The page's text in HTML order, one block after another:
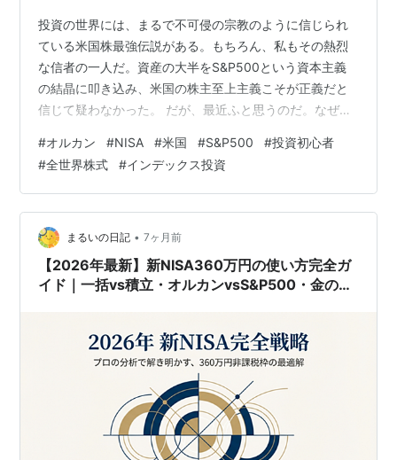
投資の世界には、まるで不可侵の宗教のように信じられ
ている米国株最強伝説がある。もちろん、私もその熱烈
な信者の一人だ。資産の大半をS&P500という資本主義
の結晶に叩き込み、米国の株主至上主義こそが正義だと
信じて疑わなかった。 だが、最近ふと思うのだ。なぜオ
のか。 最強の矛（S&P500）を持っているはずの私が、
なぜ隣の客が持っている最強の盾（オルカン）を「意外
とかっこいいな」と眺めてしまうのか。その身も蓋もな
い理由を整理してみようと思う。 この記事はデータ比較
ではなく、人間の弱さと後悔回避の話だ。利回りや信託
報酬の数字が見たい人はこ…
#オルカン #NISA #米国 #S&P500 #投資初心者
#全世界株式 #インデックス投資
まるいの日記 • 7ヶ月前
【2026年最新】新NISA360万円の使い方完全ガ
イド｜一括vs積立・オルカンvsS&P500・金の比